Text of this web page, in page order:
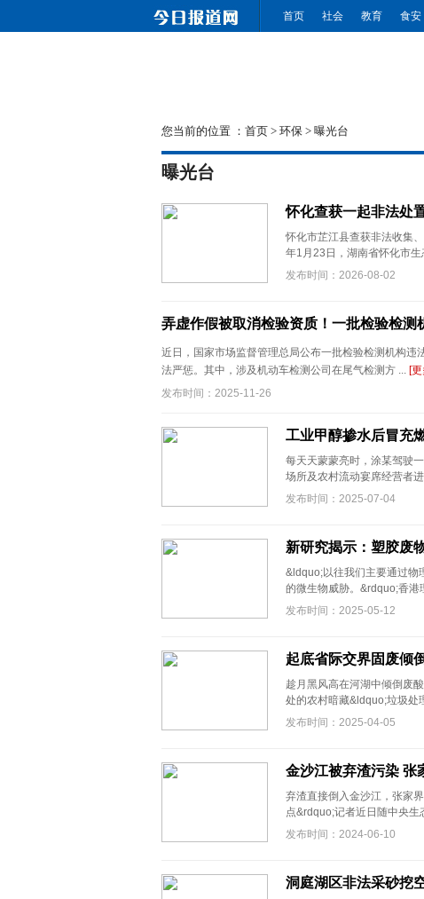
首页 社会 教育 食安
您当前的位置 ： 首页 > 环保 > 曝光台
曝光台
怀化查获一起非法处
怀化市芷江县查获非法收集
年1月23日，湖南省怀化市
发布时间：2026-08-02
弄虚作假被取消检验资质！一批检验检测
近日，国家市场监督管理总局公布一批检验检测机构
法严惩。其中，涉及机动车检测公司在尾气检测方 ... [
发布时间：2025-11-26
工业甲醇掺水后冒充
每天天蒙蒙亮时，涂某驾驶
场所及农村流动宴席经营者
发布时间：2025-07-04
新研究揭示：塑胶废
&ldquo;以往我们主要通过物
的微生物威胁。&rdquo;香
发布时间：2025-05-12
起底省际交界固废倾
趁月黑风高在河湖中倾倒废
处的农村暗藏&ldquo;垃圾处
发布时间：2025-04-05
金沙江被弃渣污染
弃渣直接倒入金沙江，张家
点&rdquo;记者近日随中央
发布时间：2024-06-10
洞庭湖区非法采砂挖